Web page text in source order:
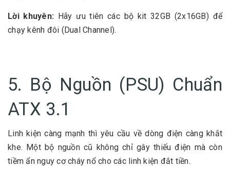
Lời khuyên: Hãy ưu tiên các bộ kit 32GB (2x16GB) để
chạy kênh đôi (Dual Channel).
5. Bộ Nguồn (PSU) Chuẩn
ATX 3.1
Linh kiện càng mạnh thì yêu cầu về dòng điện càng khắt
khe. Một bộ nguồn cũ không chỉ gây thiếu điện mà còn
tiềm ẩn nguy cơ cháy nổ cho các linh kiện đắt tiền.